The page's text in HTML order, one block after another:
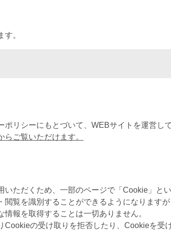
。
リシーにもとづいて、WEBサイトを運営して
らご覧いただけます。
ただくため、一部のページで「Cookie」と
覧を識別することができるようになります
報を取得することは一切ありません。
の受け取りを拒否したり、Cookieを受